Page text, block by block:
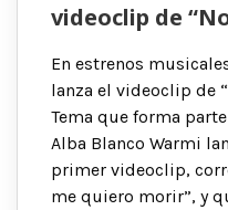
videoclip de
En estrenos
lanza el videoclip de
Tema que forma
Alba Blanco Warmi
primer videoclip,
me quiero morir”, y